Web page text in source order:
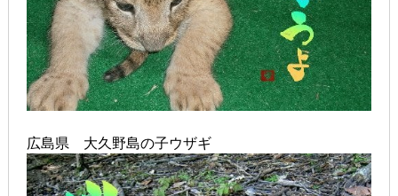
広島県 大久野島の子ウザギ